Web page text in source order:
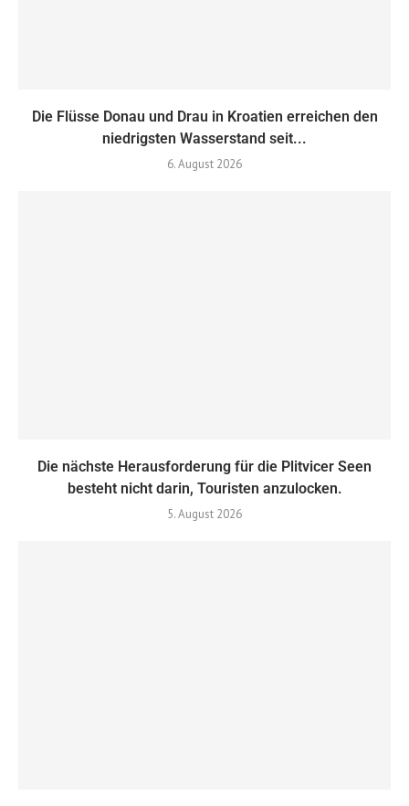
Die Flüsse Donau und Drau in Kroatien erreichen den
niedrigsten Wasserstand seit...
6. August 2026
Die nächste Herausforderung für die Plitvicer Seen
besteht nicht darin, Touristen anzulocken.
5. August 2026